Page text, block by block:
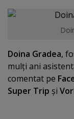
Doina Gradea,
mulţi ani
comentat pe
Super Trip şi